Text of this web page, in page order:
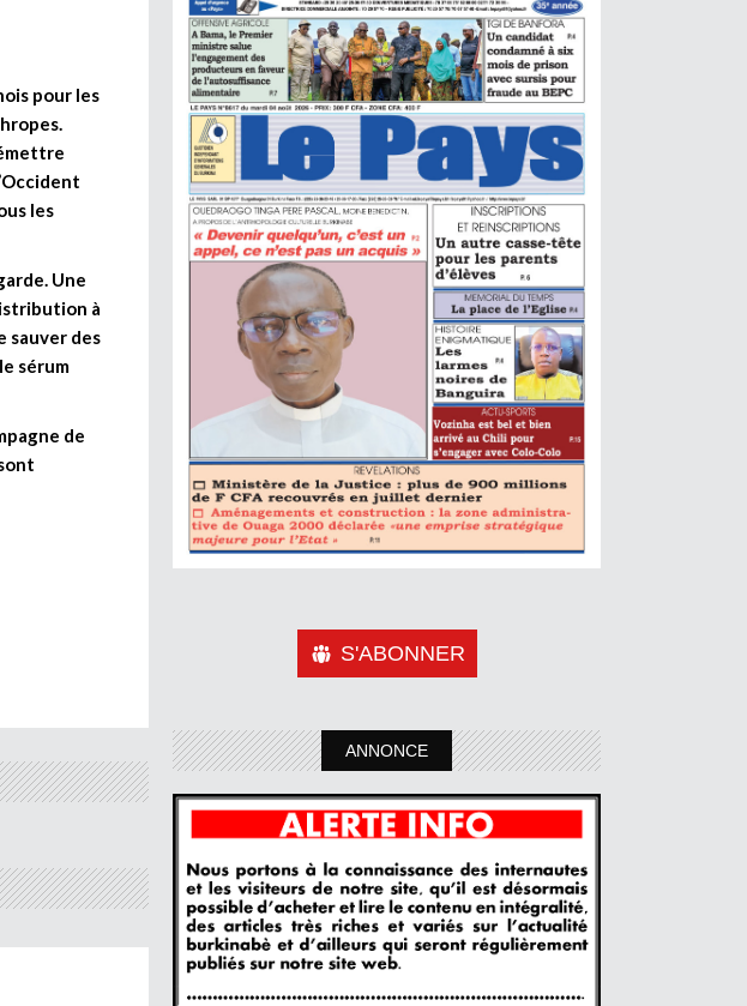
pour les
les
Une
à
sauver des
sérum
de
S'ABONNER
ANNONCE